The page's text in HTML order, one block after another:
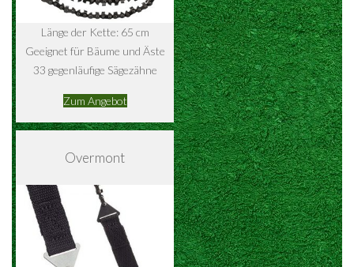
Länge der Kette: 65 cm
Geeignet für Bäume und Äste
33 gegenläufige Sägezähne
Zum Angebot
Overmont